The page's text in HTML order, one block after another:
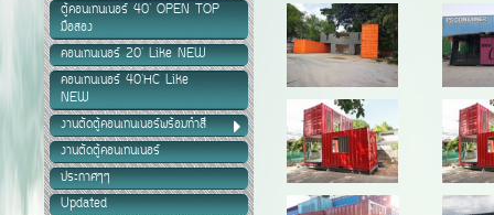
ตู้คอนเทนเนอร์ 40' OPEN TOP
มือสอง
คอนเทนเนอร์ 20' Like NEW
คอนเทนเนอร์ 40'HC Like
NEW
งานตัดตู้คอนเทนเนอร์พร้อมทำสี
งานตัดตู้คอนเทนเนอร์
ประกาศๆๆ
Updated